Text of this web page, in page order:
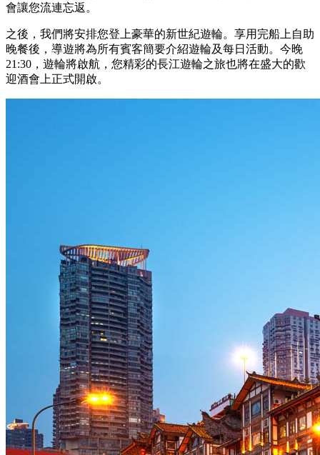
會讓您流連忘返。
之後，我們將安排您登上豪華的新世紀遊輪。享用完船上自助
晚餐後，導遊將為所有賓客簡要介紹遊輪及每日活動。今晚
21:30，遊輪將啟航，您精彩的長江遊輪之旅也將在盛大的歡
迎酒會上正式開啟。